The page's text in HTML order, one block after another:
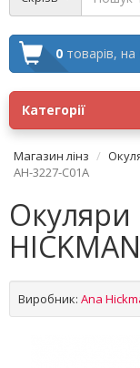
0 товарів, на
Категорії
Магазин лінз
AH-3227-C01A
Окуляри
Виробник: Ana